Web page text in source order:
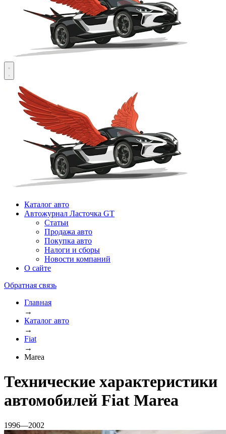
Каталог авто
Автожурнал Ласточка GT
Статьи
Продажа авто
Покупка авто
Налоги и сборы
Новости компаний
О сайте
Обратная связь
Главная
→
Каталог авто
→
Fiat
→
Marea
Технические характеристики
автомобилей Fiat Marea
1996—2002